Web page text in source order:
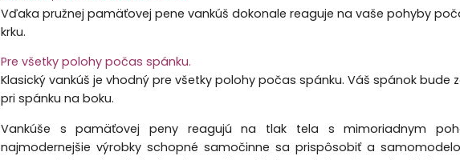
Vďaka pružnej pamäťovej pene vankúš dokonale reaguje na vaše pohyby
krku.
Pre všetky polohy počas spánku.
Klasický vankúš je vhodný pre všetky polohy počas spánku. Váš spánok
pri spánku na boku.
Vankúše s pamäťovej peny reagujú na tlak tela s mimoriadnym
najmodernejšie výrobky schopné samočinne sa prispôsobiť a